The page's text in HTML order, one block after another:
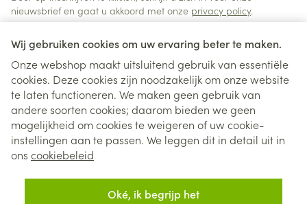
Wij gebruiken cookies om uw ervaring beter te maken.
Onze webshop maakt uitsluitend gebruik van essentiële
cookies. Deze cookies zijn noodzakelijk om onze website
te laten functioneren. We maken geen gebruik van
andere soorten cookies; daarom bieden we geen
mogelijkheid om cookies te weigeren of uw cookie-
instellingen aan te passen. We leggen dit in detail uit in
ons cookiebeleid
Oké, ik begrijp het
nieuwsbrief en gaat u akkoord met onze privacy policy.
Juridische links